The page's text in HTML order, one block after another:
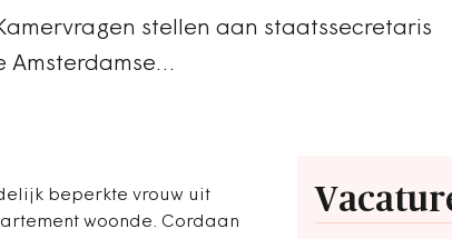
stellen aan staatssecretaris
Amsterdamse…
beperkte vrouw uit
woonde. Cordaan